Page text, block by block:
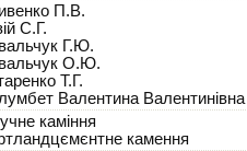
П.В.
С.Г.
Г.Ю.
О.Ю.
Т.Г.
Валентина Валентинівна
каміння
камення